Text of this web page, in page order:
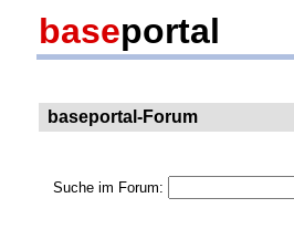
baseportal
baseportal-Forum
Suche im Forum: